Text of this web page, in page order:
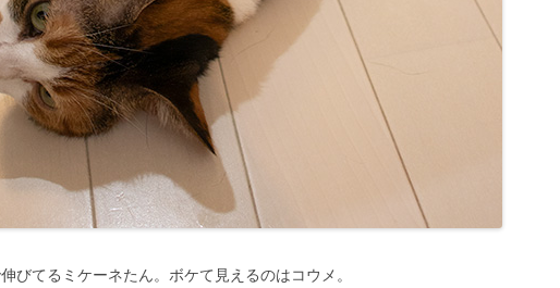
びてるミケーネたん。ボケて見えるのはコウメ。